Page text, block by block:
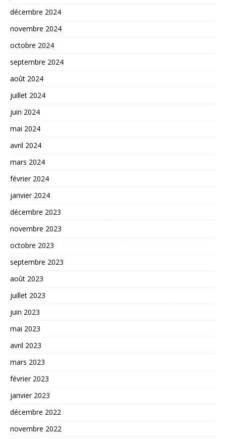
décembre 2024
novembre 2024
octobre 2024
septembre 2024
août 2024
juillet 2024
juin 2024
mai 2024
avril 2024
mars 2024
février 2024
janvier 2024
décembre 2023
novembre 2023
octobre 2023
septembre 2023
août 2023
juillet 2023
juin 2023
mai 2023
avril 2023
mars 2023
février 2023
janvier 2023
décembre 2022
novembre 2022